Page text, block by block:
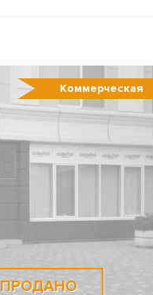
Коммерческая
ПРОДАНО